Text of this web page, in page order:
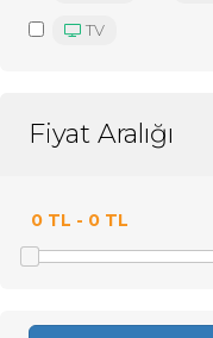
TV
Fiyat Aralığı